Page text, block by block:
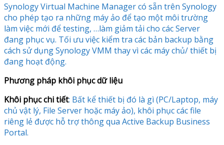
Synology Virtual Machine Manager có sẵn trên Synology
cho phép tạo ra những máy ảo để tạo một môi trường
làm việc mới để testing, …làm giảm tải cho các Server
đang phục vụ. Tối ưu việc kiểm tra các bản backup bằng
cách sử dụng Synology VMM thay vì các máy chủ/ thiết bị
đang hoạt động.
Phương pháp khôi phục dữ liệu
Khôi phục chi tiết: Bất kể thiết bị đó là gì (PC/Laptop, máy
chủ vật lý, File Server hoặc máy ảo), khôi phục các file
riêng lẻ được hỗ trợ thông qua Active Backup Business
Portal.